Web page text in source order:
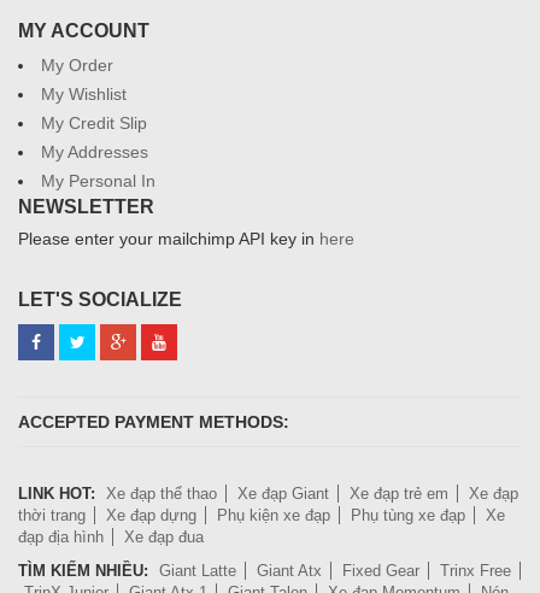
MY ACCOUNT
My Order
My Wishlist
My Credit Slip
My Addresses
My Personal In
NEWSLETTER
Please enter your mailchimp API key in here
LET'S SOCIALIZE
ACCEPTED PAYMENT METHODS:
LINK HOT: Xe đạp thể thao Xe đạp Giant Xe đạp trẻ em
Xe đạp
thời trang
Xe đạp dựng Phụ kiện xe đạp Phụ tùng xe đạp
Xe
đạp địa hình
Xe đạp đua
TÌM KIẾM NHIỀU:
Giant Latte Giant Atx Fixed Gear
Trinx Free